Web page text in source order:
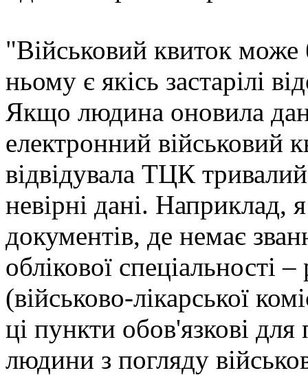
"Військовий квиток
ньому є якісь застарілі
Якщо людина оновила
електронний військовий
відвідувала ТЦК
невірні дані. Наприклад,
документів, де немає
облікової
(військово-лікарської
ці пункти обов'язкові
людини з погляду